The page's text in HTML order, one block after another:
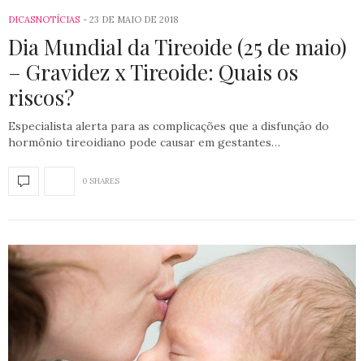
DICASNOTÍCIAS 23 DE MAIO DE 2018
Dia Mundial da Tireoide (25 de maio)
– Gravidez x Tireoide: Quais os
riscos?
Especialista alerta para as complicações que a disfunção do
hormônio tireoidiano pode causar em gestantes…
0 SHARES